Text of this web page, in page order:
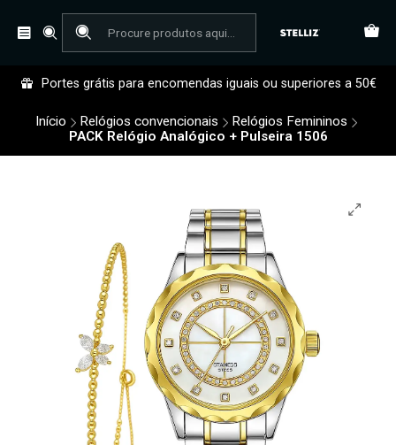
Portes grátis para encomendas iguais ou superiores a 50€
Início Relógios convencionais
Relógios Femininos
PACK Relógio Analógico + Pulseira 1506